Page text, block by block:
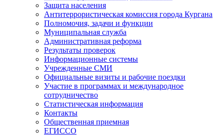
Защита населения
Антитеррористическая комиссия города Кургана
Полномочия, задачи и функции
Муниципальная служба
Административная реформа
Результаты проверок
Информационные системы
Учрежденные СМИ
Официальные визиты и рабочие поездки
Участие в программах и международное
сотрудничество
Статистическая информация
Контакты
Общественная приемная
ЕГИССО